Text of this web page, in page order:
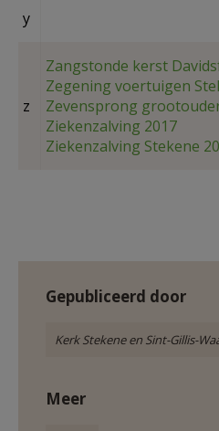
y
z
Zangstonde kerst
Zegening voertuigen
Zevensprong
Ziekenzalving 2017
Ziekenzalving Stekene
Gepubliceerd door
Kerk Stekene en Sint-Gillis-
Meer